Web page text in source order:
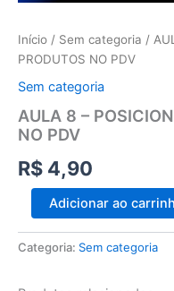
Início / Sem categoria /
PRODUTOS NO PDV
Sem categoria
AULA 8 –
NO PDV
R$ 4,90
Adicionar ao
Categoria: Sem categoria